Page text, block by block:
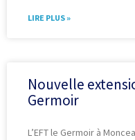
LIRE PLUS »
Nouvelle
Germoir
L’EFT le Germoir à